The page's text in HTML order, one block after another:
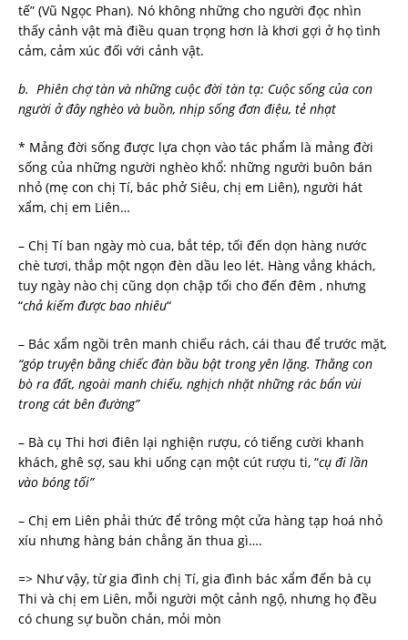
tế” (Vũ Ngọc Phan). Nó không những cho người đọc nhìn
thấy cảnh vật mà điều quan trọng hơn là khơi gợi ở họ tình
cảm, cảm xúc đối với cảnh vật.
b. Phiên chợ tàn và những cuộc đời tàn tạ: Cuộc sống của con
người ở đây nghèo và buồn, nhịp sống đơn điệu, tẻ nhạt
* Mảng đời sống được lựa chọn vào tác phẩm là mảng đời
sống của những người nghèo khổ: những người buôn bán
nhỏ (mẹ con chị Tí, bác phở Siêu, chị em Liên), người hát
xẩm, chị em Liên…
– Chị Tí ban ngày mò cua, bắt tép, tối đến dọn hàng nước
chè tươi, thắp một ngọn đèn dầu leo lét. Hàng vắng khách,
tuy ngày nào chị cũng dọn chập tối cho đến đêm , nhưng
“chả kiếm được bao nhiêu“
– Bác xẩm ngồi trên manh chiếu rách, cái thau để trước mặt,
“góp truyện bằng chiếc đàn bầu bật trong yên lặng. Thằng con
bò ra đất, ngoài manh chiếu, nghịch nhặt những rác bẩn vùi
trong cát bên đường”
– Bà cụ Thi hơi điên lại nghiện rượu, có tiếng cười khanh
khách, ghê sợ, sau khi uống cạn một cút rượu ti, “cụ đi lần
vào bóng tối”
– Chị em Liên phải thức để trông một cửa hàng tạp hoá nhỏ
xíu nhưng hàng bán chẳng ăn thua gì….
=> Như vậy, từ gia đình chị Tí, gia đình bác xẩm đến bà cụ
Thi và chị em Liên, mỗi người một cảnh ngộ, nhưng họ đều
có chung sự buồn chán, mỏi mòn